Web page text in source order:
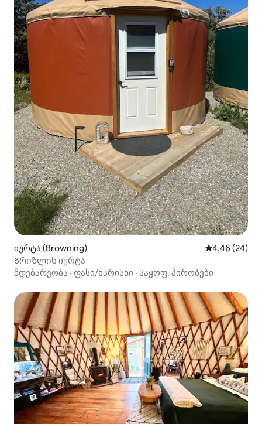
იურტა (Browning) საშუალო
4,46 (24)
Გრიზლის იურტა
მდებარეობა · ფასი/ხარისხი · საყოფ. პირობები